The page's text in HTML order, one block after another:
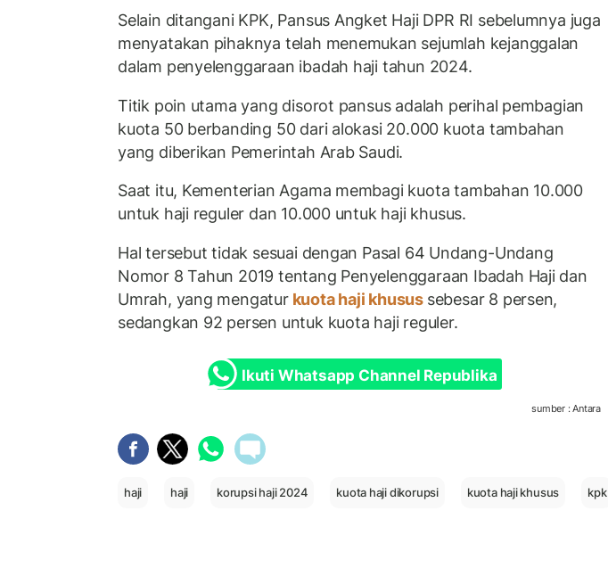
Selain ditangani KPK, Pansus Angket Haji DPR RI sebelumnya juga
menyatakan pihaknya telah menemukan sejumlah kejanggalan
dalam penyelenggaraan ibadah haji tahun 2024.
Titik poin utama yang disorot pansus adalah perihal pembagian
kuota 50 berbanding 50 dari alokasi 20.000 kuota tambahan
yang diberikan Pemerintah Arab Saudi.
Saat itu, Kementerian Agama membagi kuota tambahan 10.000
untuk haji reguler dan 10.000 untuk haji khusus.
Hal tersebut tidak sesuai dengan Pasal 64 Undang-Undang
Nomor 8 Tahun 2019 tentang Penyelenggaraan Ibadah Haji dan
Umrah, yang mengaturkuota haji khusus sebesar 8 persen,
sedangkan 92 persen untuk kuota haji reguler.
Ikuti Whatsapp Channel Republika
sumber : Antara
haji haji korupsi haji 2024 kuota haji dikorupsi kuota haji khusus kpk